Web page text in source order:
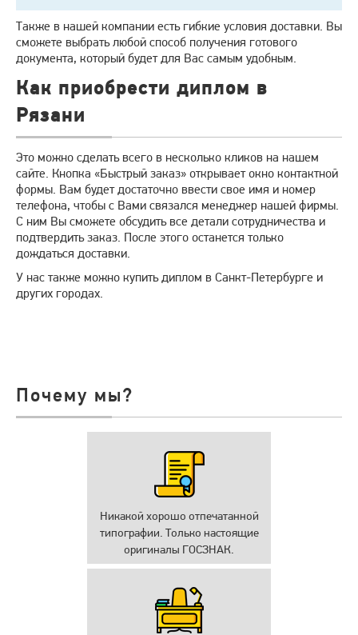
Также в нашей компании есть гибкие условия доставки. Вы
сможете выбрать любой способ получения готового
документа, который будет для Вас самым удобным.
Как приобрести диплом в
Рязани
Это можно сделать всего в несколько кликов на нашем
сайте. Кнопка «Быстрый заказ» открывает окно контактной
формы. Вам будет достаточно ввести свое имя и номер
телефона, чтобы с Вами связался менеджер нашей фирмы.
С ним Вы сможете обсудить все детали сотрудничества и
подтвердить заказ. После этого останется только
дождаться доставки.
У нас также можно купить диплом в Санкт-Петербурге и
других городах.
Почему мы?
Никакой хорошо отпечатанной
типографии. Только настоящие
оригиналы ГОСЗНАК.